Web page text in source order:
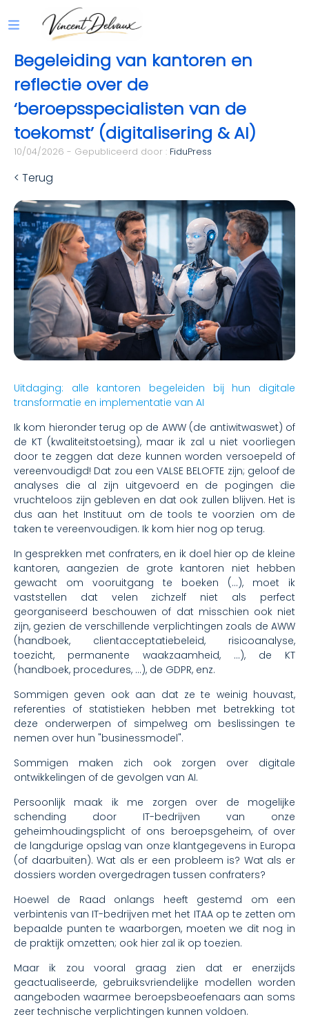
Begeleiding van kantoren en
reflectie over de
‘beroepsspecialisten van de
toekomst’ (digitalisering & AI)
10/04/2026 - Gepubliceerd door : FiduPress
< Terug
Uitdaging: alle kantoren begeleiden bij hun digitale
transformatie en implementatie van AI
Ik kom hieronder terug op de AWW (de antiwitwaswet) of
de KT (kwaliteitstoetsing), maar ik zal u niet voorliegen
door te zeggen dat deze kunnen worden versoepeld of
vereenvoudigd! Dat zou een VALSE BELOFTE zijn; geloof de
analyses die al zijn uitgevoerd en de pogingen die
vruchteloos zijn gebleven en dat ook zullen blijven. Het is
dus aan het Instituut om de tools te voorzien om de
taken te vereenvoudigen. Ik kom hier nog op terug.
In gesprekken met confraters, en ik doel hier op de kleine
kantoren, aangezien de grote kantoren niet hebben
gewacht om vooruitgang te boeken (...), moet ik
vaststellen dat velen zichzelf niet als perfect
georganiseerd beschouwen of dat misschien ook niet
zijn, gezien de verschillende verplichtingen zoals de AWW
(handboek, clientacceptatiebeleid, risicoanalyse,
toezicht, permanente waakzaamheid, ...), de KT
(handboek, procedures, ...), de GDPR, enz.
Sommigen geven ook aan dat ze te weinig houvast,
referenties of statistieken hebben met betrekking tot
deze onderwerpen of simpelweg om beslissingen te
nemen over hun "businessmodel".
Sommigen maken zich ook zorgen over digitale
ontwikkelingen of de gevolgen van AI.
Persoonlijk maak ik me zorgen over de mogelijke
schending door IT-bedrijven van onze
geheimhoudingsplicht of ons beroepsgeheim, of over
de langdurige opslag van onze klantgegevens in Europa
(of daarbuiten). Wat als er een probleem is? Wat als er
dossiers worden overgedragen tussen confraters?
Hoewel de Raad onlangs heeft gestemd om een
verbintenis van IT-bedrijven met het ITAA op te zetten om
bepaalde punten te waarborgen, moeten we dit nog in
de praktijk omzetten; ook hier zal ik op toezien.
Maar ik zou vooral graag zien dat er enerzijds
geactualiseerde, gebruiksvriendelijke modellen worden
aangeboden waarmee beroepsbeoefenaars aan soms
zeer technische verplichtingen kunnen voldoen.